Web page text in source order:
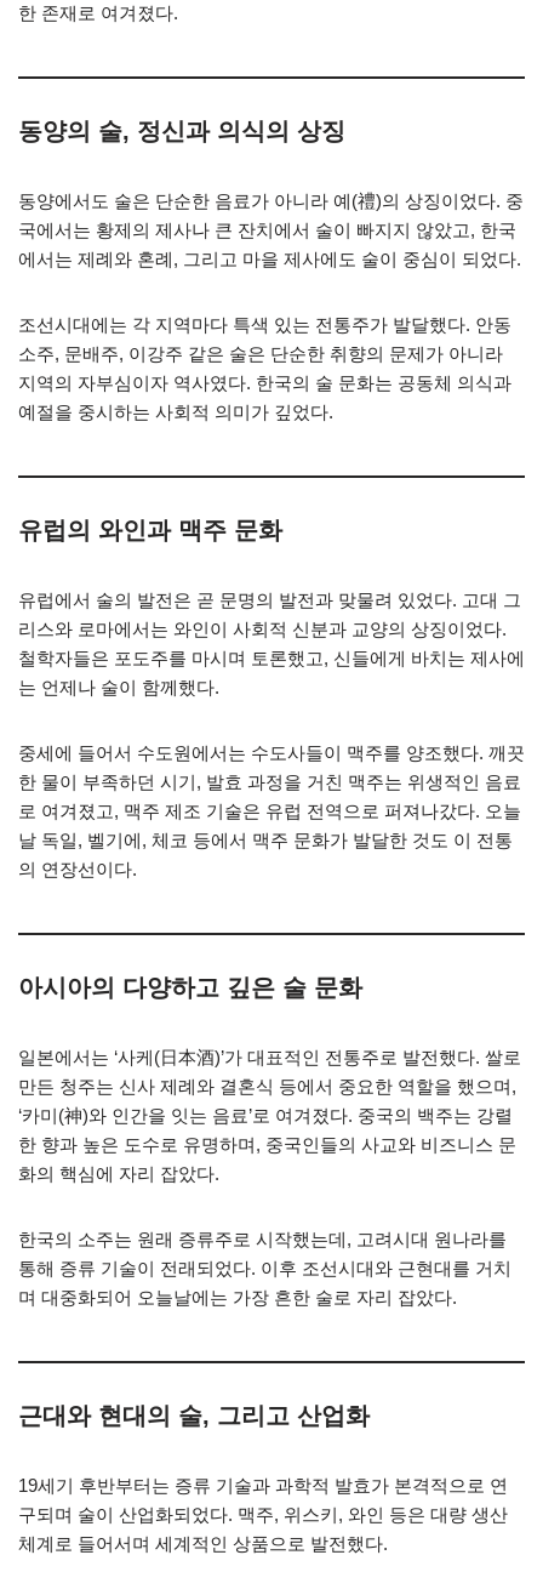
한 존재로 여겨졌다.
동양의 술, 정신과 의식의 상징
동양에서도 술은 단순한 음료가 아니라 예(禮)의 상징이었다. 중
국에서는 황제의 제사나 큰 잔치에서 술이 빠지지 않았고, 한국
에서는 제례와 혼례, 그리고 마을 제사에도 술이 중심이 되었다.
조선시대에는 각 지역마다 특색 있는 전통주가 발달했다. 안동
소주, 문배주, 이강주 같은 술은 단순한 취향의 문제가 아니라
지역의 자부심이자 역사였다. 한국의 술 문화는 공동체 의식과
예절을 중시하는 사회적 의미가 깊었다.
유럽의 와인과 맥주 문화
유럽에서 술의 발전은 곧 문명의 발전과 맞물려 있었다. 고대 그
리스와 로마에서는 와인이 사회적 신분과 교양의 상징이었다.
철학자들은 포도주를 마시며 토론했고, 신들에게 바치는 제사에
는 언제나 술이 함께했다.
중세에 들어서 수도원에서는 수도사들이 맥주를 양조했다. 깨끗
한 물이 부족하던 시기, 발효 과정을 거친 맥주는 위생적인 음료
로 여겨졌고, 맥주 제조 기술은 유럽 전역으로 퍼져나갔다. 오늘
날 독일, 벨기에, 체코 등에서 맥주 문화가 발달한 것도 이 전통
의 연장선이다.
아시아의 다양하고 깊은 술 문화
일본에서는 ‘사케(日本酒)’가 대표적인 전통주로 발전했다. 쌀로
만든 청주는 신사 제례와 결혼식 등에서 중요한 역할을 했으며,
‘카미(神)와 인간을 잇는 음료’로 여겨졌다. 중국의 백주는 강렬
한 향과 높은 도수로 유명하며, 중국인들의 사교와 비즈니스 문
화의 핵심에 자리 잡았다.
한국의 소주는 원래 증류주로 시작했는데, 고려시대 원나라를
통해 증류 기술이 전래되었다. 이후 조선시대와 근현대를 거치
며 대중화되어 오늘날에는 가장 흔한 술로 자리 잡았다.
근대와 현대의 술, 그리고 산업화
19세기 후반부터는 증류 기술과 과학적 발효가 본격적으로 연
구되며 술이 산업화되었다. 맥주, 위스키, 와인 등은 대량 생산
체계로 들어서며 세계적인 상품으로 발전했다.